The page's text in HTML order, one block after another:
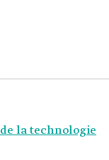
la technologie